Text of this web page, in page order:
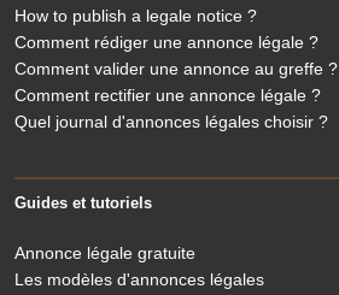
How to publish a legale notice ?
Comment rédiger une annonce légale ?
Comment valider une annonce au greffe ?
Comment rectifier une annonce légale ?
Quel journal d'annonces légales choisir ?
Guides et tutoriels
Annonce légale gratuite
Les modèles d'annonces légales